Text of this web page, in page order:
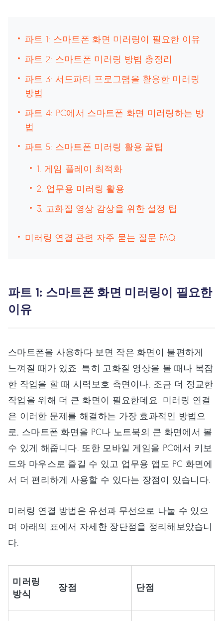
파트 1: 스마트폰 화면 미러링이 필요한 이유
파트 2: 스마트폰 미러링 방법 총정리
파트 3: 서드파티 프로그램을 활용한 미러링
방법
파트 4: PC에서 스마트폰 화면 미러링하는 방
법
파트 5: 스마트폰 미러링 활용 꿀팁
1. 게임 플레이 최적화
2. 업무용 미러링 활용
3. 고화질 영상 감상을 위한 설정 팁
미러링 연결 관련 자주 묻는 질문 FAQ
파트 1: 스마트폰 화면 미러링이 필요한
이유
스마트폰을 사용하다 보면 작은 화면이 불편하게
느껴질 때가 있죠. 특히 고화질 영상을 볼 때나 복잡
한 작업을 할 때 시력보호 측면이나, 조금 더 정교한
작업을 위해 더 큰 화면이 필요한데요. 미러링 연결
은 이러한 문제를 해결하는 가장 효과적인 방법으
로, 스마트폰 화면을 PC나 노트북의 큰 화면에서 볼
수 있게 해줍니다. 또한 모바일 게임을 PC에서 키보
드와 마우스로 즐길 수 있고 업무용 앱도 PC 화면에
서 더 편리하게 사용할 수 있다는 장점이 있습니다.
미러링 연결 방법은 유선과 무선으로 나눌 수 있으
며 아래의 표에서 자세한 장단점을 정리해보았습니
다.
미러링
방식
장점 단점